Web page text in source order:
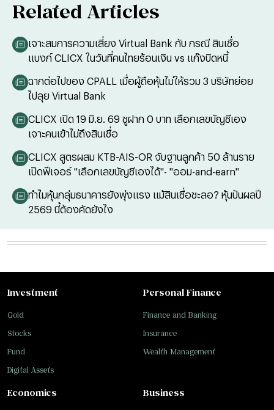
Related Articles
เจาะสมการความเสี่ยง Virtual Bank กับ กรณี สินเชื่อ
แบงก์ CLICX ในวันที่คนไทยร้อนเงิน vs แก๊งบิดหนี้
ฉากต่อไปของ CPALL เมื่อผู้ถือหุ้นไม่ให้รวม 3 บริษัทย่อย
ไปลุย Virtual Bank
CLICX เปิด 19 มิ.ย. 69 ชูฝาก 0 บาท เลือกเลขบัญชีเอง
เจาะคนเข้าไม่ถึงสินเชื่อ
CLICX สูตรผสม KTB-AIS-OR จับฐานลูกค้า 50 ล้านราย
เปิดฟีเจอร์ "เลือกเลขบัญชีเองได้"- "ออม-and-earn"
ทำไมหุ้นกลุ่มธนาคารยังพุ่งแรง แม้สินเชื่อชะลอ? หุ้นปันผลปี
2569 นี้ต้องคัดยังไง
Investment
Gold
Stocks
Fund
Digital Assets
Personal Finance
Finance and Banking
Insurance
Wealth Management
Business
Economics